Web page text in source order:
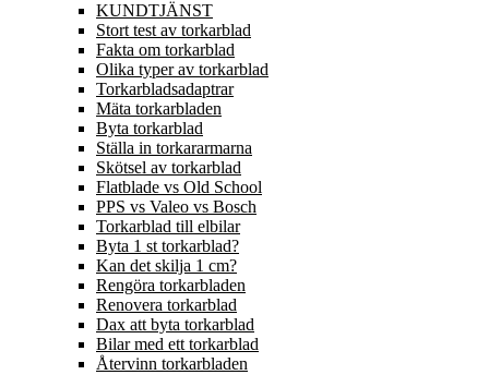
KUNDTJÄNST
Stort test av torkarblad
Fakta om torkarblad
Olika typer av torkarblad
Torkarbladsadaptrar
Mäta torkarbladen
Byta torkarblad
Ställa in torkararmarna
Skötsel av torkarblad
Flatblade vs Old School
PPS vs Valeo vs Bosch
Torkarblad till elbilar
Byta 1 st torkarblad?
Kan det skilja 1 cm?
Rengöra torkarbladen
Renovera torkarblad
Dax att byta torkarblad
Bilar med ett torkarblad
Återvinn torkarbladen